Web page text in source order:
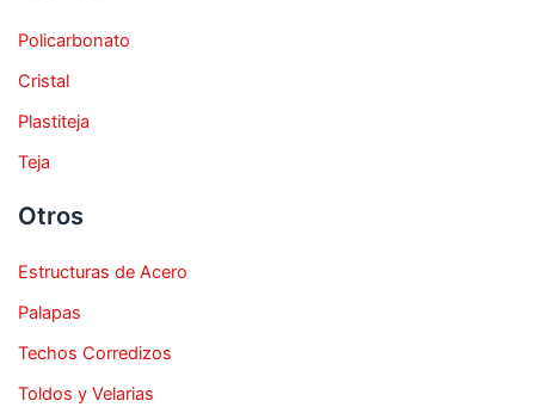
Policarbonato
Cristal
Plastiteja
Teja
Otros
Estructuras de Acero
Palapas
Techos Corredizos
Toldos y Velarias